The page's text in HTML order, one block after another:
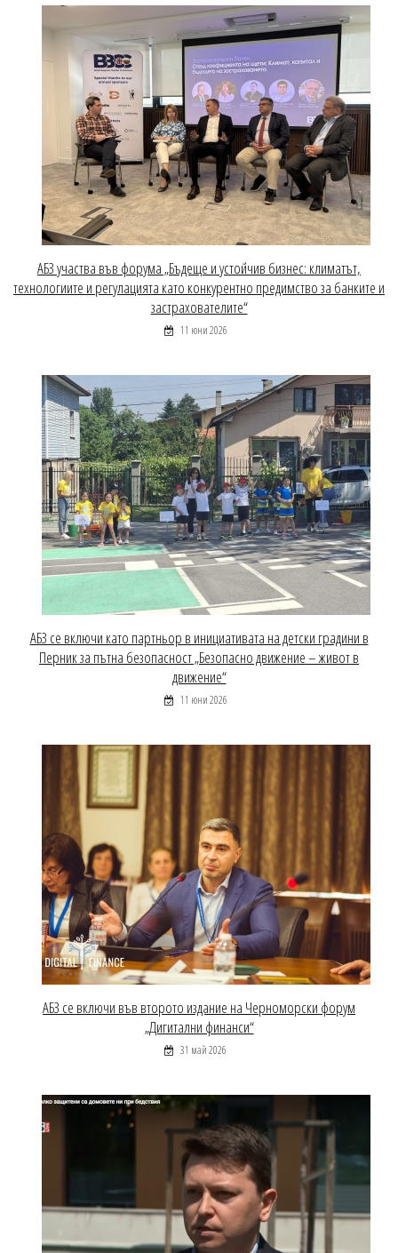
АБЗ участва във форума „Бъдеще и устойчив бизнес: климатът,
технологиите и регулацията като конкурентно предимство за банките и
застрахователите“
11 юни 2026
АБЗ се включи като партньор в инициативата на детски градини в
Перник за пътна безопасност „Безопасно движение – живот в
движение“
11 юни 2026
АБЗ се включи във второто издание на Черноморски форум
„Дигитални финанси“
31 май 2026